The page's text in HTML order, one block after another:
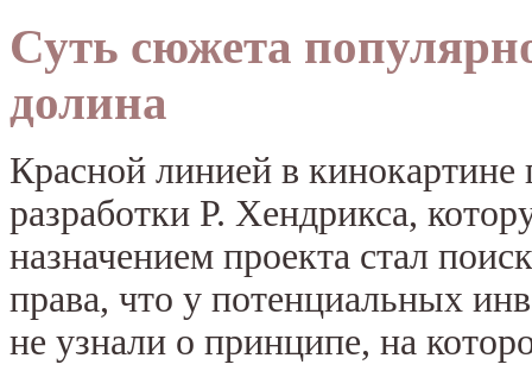
Суть сюжета
долина
Красной линией в кинокартине
разработки Р. Хендрикса,
назначением проекта стал
права, что у потенциальных
не узнали о принципе, на